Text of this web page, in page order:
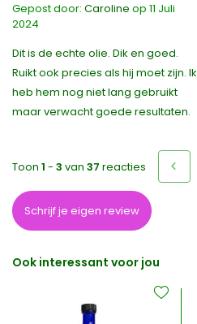
Gepost door: Caroline op 11 Juli
2024
Dit is de echte olie. Dik en goed.
Ruikt ook precies als hij moet zijn. Ik
heb hem nog niet lang gebruikt
maar verwacht goede resultaten.
Toon 1 - 3 van 37 reacties
Schrijf je eigen review
Ook interessant voor jou